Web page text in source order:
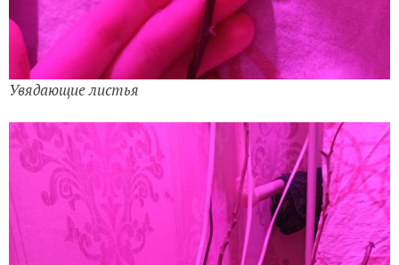
Увядающие листья